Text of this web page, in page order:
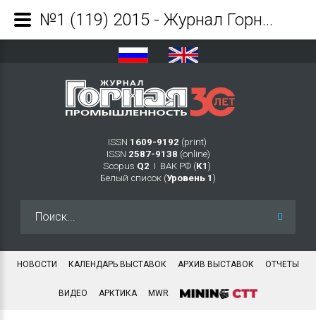
ISSN 1609-9192 (print)
ISSN 2587-9138 (online)
Scopus Q2 Ι ВАК РФ (K1 )
Белый список (Уровень 1 )
НОВОСТИ КАЛЕНДАРЬ ВЫСТАВОК АРХИВ ВЫСТАВОК ОТЧЕТЫ
ВИДЕО АРКТИКА MWR
№1 (119) 2015 - Журнал Горная промышленность